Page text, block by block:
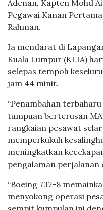
Adenan, Kapten Mohd
Pegawai Kanan
Rahman.
Ia mendarat di
Kuala Lumpur (KLIA)
selepas tempoh
jam 44 minit.
“Penambahan
tumpuan berterusan
rangkaian pesawat
memperkukuh
meningkatkan
pengalaman perjalanan
“Boeing 737-8
menyokong operasi